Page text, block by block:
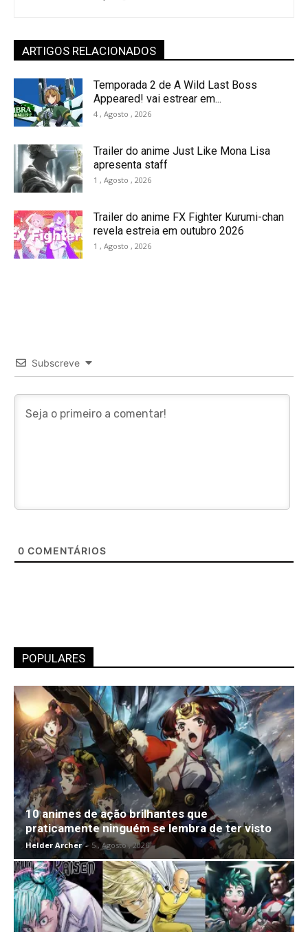
ARTIGOS RELACIONADOS
Temporada 2 de A Wild Last Boss
Appeared! vai estrear em...
4 , Agosto , 2026
Trailer do anime Just Like Mona Lisa
apresenta staff
1 , Agosto , 2026
Trailer do anime FX Fighter Kurumi-chan
revela estreia em outubro 2026
1 , Agosto , 2026
Subscreve
0 COMENTÁRIOS
POPULARES
10 animes de ação brilhantes que
praticamente ninguém se lembra de ter visto
Helder Archer - 5 , Agosto , 2026